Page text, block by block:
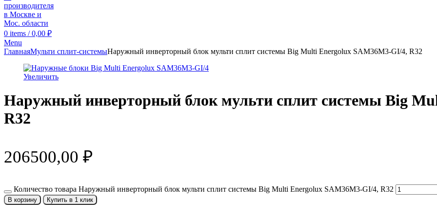
0 items / 0,00 ₽
Menu
ГлавнаяМульти сплит-системыНаружный инверторный блок мульти сплит системы Big Multi Energolux SAM36M3-GI/4, R32
Увеличить
Наружный инверторный блок мульти сплит системы Big
R32
206500,00 ₽
Количество товара Наружный инверторный блок мульти сплит системы Big Multi Energolux SAM36M3-GI/4, R32
В корзину Купить в 1 клик